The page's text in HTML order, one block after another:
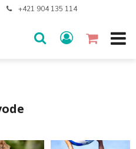
+421 904 135 114